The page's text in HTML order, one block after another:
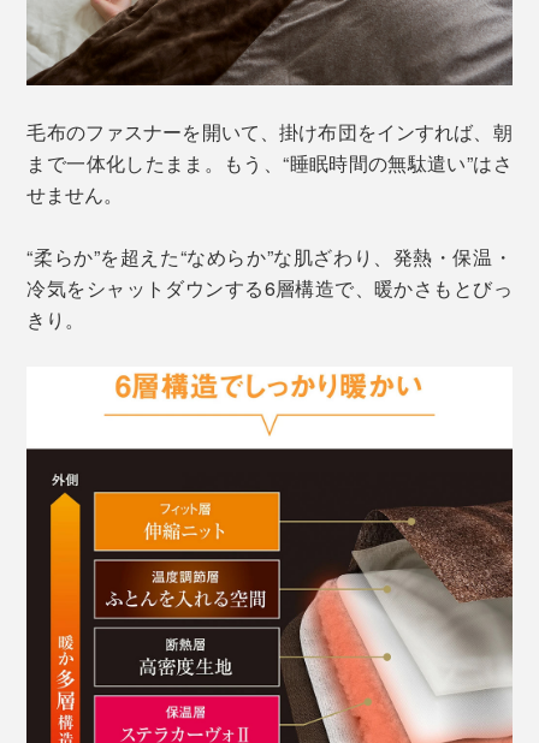
毛布のファスナーを開いて、掛け布団をインすれば、朝
まで一体化したまま。もう、“睡眠時間の無駄遣い”はさ
せません。
“柔らか”を超えた“なめらか”な肌ざわり、発熱・保温・
冷気をシャットダウンする6層構造で、暖かさもとびっ
きり。